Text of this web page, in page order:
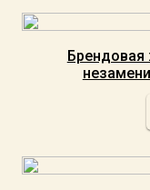
Брендовая